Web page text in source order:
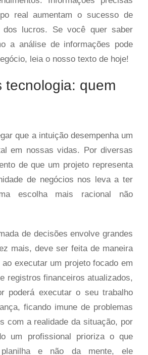
real aumentam o sucesso de
dos lucros. Se você quer saber
a análise de informações pode
leia o nosso texto de hoje!
tecnologia: quem
que a intuição desempenha um
em nossas vidas. Por diversas
de que um projeto representa
de negócios nos leva a ter
escolha mais racional não
de decisões envolve grandes
mais, deve ser feita de maneira
executar um projeto focado em
registros financeiros atualizados,
poderá executar o seu trabalho
ficando imune de problemas
com a realidade da situação, por
um profissional prioriza o que
e não da mente, ele